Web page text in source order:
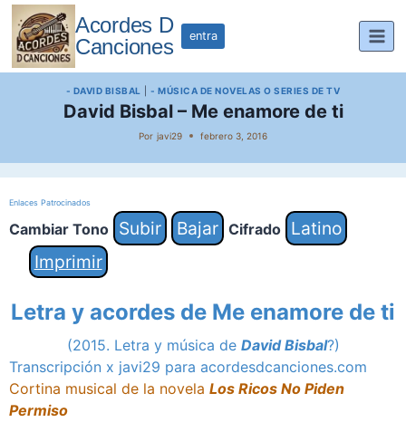
Saltar
contenido
Acordes D
Canciones
entra
- DAVID BISBAL |- MÚSICA DE NOVELAS O SERIES DE TV
David Bisbal – Me enamore de ti
Por javi29 febrero 3, 2016
Enlaces Patrocinados
Cambiar Tono Subir Bajar Cifrado
Latino
Imprimir
Letra y acordes de Me enamore de ti
(2015. Letra y música de David Bisbal?)
Transcripción x javi29 para acordesdcanciones.com
Cortina musical de la novela Los Ricos No Piden
Permiso